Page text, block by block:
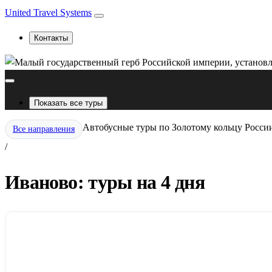
United Travel Systems
Контакты
Показать все туры
Все направления
/
Автобусные туры по Золотому кольцу
Иваново: туры на 4 дня